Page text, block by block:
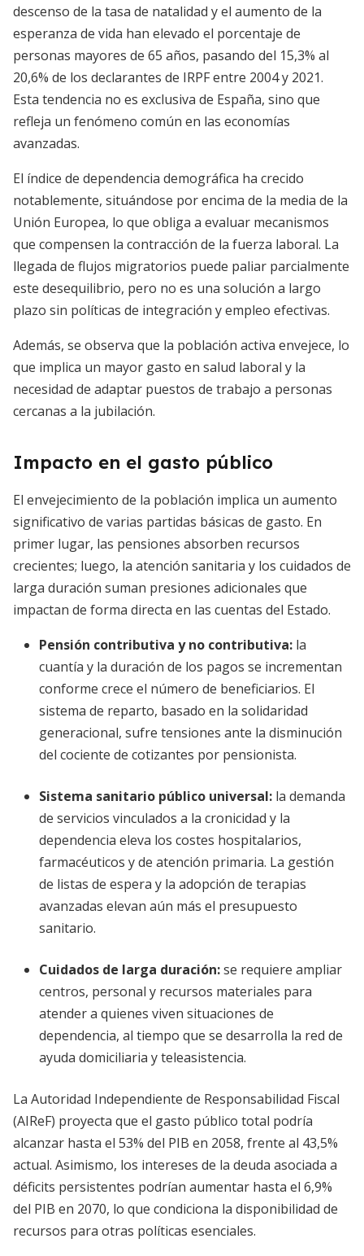
descenso de la tasa de natalidad y el aumento de la
esperanza de vida han elevado el porcentaje de
personas mayores de 65 años, pasando del 15,3% al
20,6% de los declarantes de IRPF entre 2004 y 2021.
Esta tendencia no es exclusiva de España, sino que
refleja un fenómeno común en las economías
avanzadas.
El índice de dependencia demográfica ha crecido
notablemente, situándose por encima de la media de la
Unión Europea, lo que obliga a evaluar mecanismos
que compensen la contracción de la fuerza laboral. La
llegada de flujos migratorios puede paliar parcialmente
este desequilibrio, pero no es una solución a largo
plazo sin políticas de integración y empleo efectivas.
Además, se observa que la población activa envejece, lo
que implica un mayor gasto en salud laboral y la
necesidad de adaptar puestos de trabajo a personas
cercanas a la jubilación.
Impacto en el gasto público
El envejecimiento de la población implica un aumento
significativo de varias partidas básicas de gasto. En
primer lugar, las pensiones absorben recursos
crecientes; luego, la atención sanitaria y los cuidados de
larga duración suman presiones adicionales que
impactan de forma directa en las cuentas del Estado.
Pensión contributiva y no contributiva: la
cuantía y la duración de los pagos se incrementan
conforme crece el número de beneficiarios. El
sistema de reparto, basado en la solidaridad
generacional, sufre tensiones ante la disminución
del cociente de cotizantes por pensionista.
Sistema sanitario público universal: la demanda
de servicios vinculados a la cronicidad y la
dependencia eleva los costes hospitalarios,
farmacéuticos y de atención primaria. La gestión
de listas de espera y la adopción de terapias
avanzadas elevan aún más el presupuesto
sanitario.
Cuidados de larga duración:se requiere ampliar
centros, personal y recursos materiales para
atender a quienes viven situaciones de
dependencia, al tiempo que se desarrolla la red de
ayuda domiciliaria y teleasistencia.
La Autoridad Independiente de Responsabilidad Fiscal
(AIReF) proyecta que el gasto público total podría
alcanzar hasta el 53% del PIB en 2058, frente al 43,5%
actual. Asimismo, los intereses de la deuda asociada a
déficits persistentes podrían aumentar hasta el 6,9%
del PIB en 2070, lo que condiciona la disponibilidad de
recursos para otras políticas esenciales.